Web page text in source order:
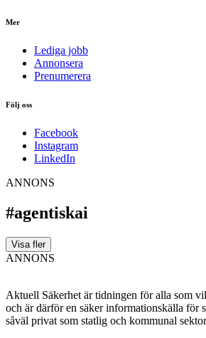
Mer
Lediga jobb
Annonsera
Prenumerera
Följ oss
Facebook
Instagram
LinkedIn
ANNONS
#agentiskai
Visa fler
ANNONS
Aktuell Säkerhet är tidningen för alla som
och är därför en säker informationskälla för
såväl privat som statlig och kommunal